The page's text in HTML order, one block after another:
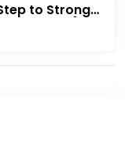
Step to Strong
ลสุขภาพที่ดี